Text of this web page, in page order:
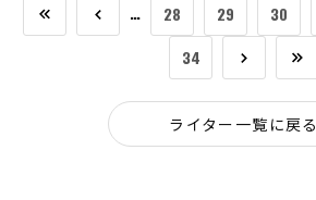
… 28 29 30
34
ライター一覧に戻る